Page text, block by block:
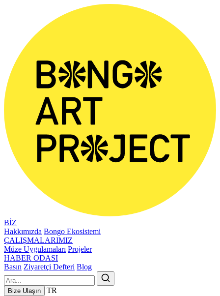
BİZ
Hakkımızda Bongo Ekosistemi
ÇALIŞMALARIMIZ
Müze Uygulamaları Projeler
HABER ODASI
Basın Ziyaretçi Defteri Blog
Bize Ulaşın TR